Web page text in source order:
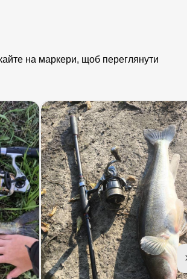
на маркери, щоб переглянути